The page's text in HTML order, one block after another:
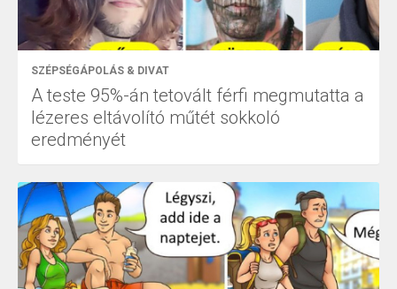
SZÉPSÉGÁPOLÁS & DIVAT
A teste 95%-án tetovált férfi megmutatta a
lézeres eltávolító műtét sokkoló
eredményét